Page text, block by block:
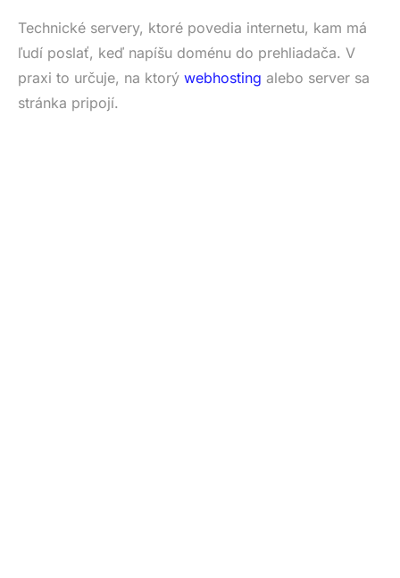
Technické servery, ktoré povedia internetu, kam má
ľudí poslať, keď napíšu doménu do prehliadača. V
praxi to určuje, na ktorý webhosting alebo server sa
stránka pripojí.